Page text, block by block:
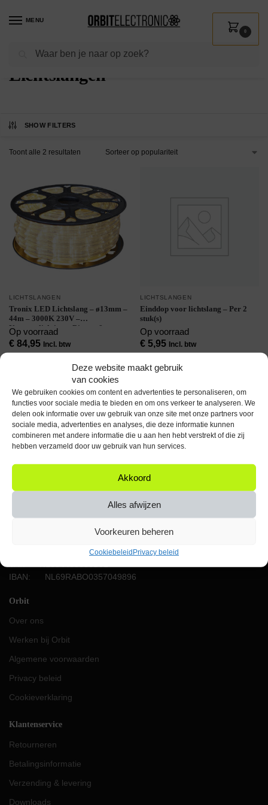
Deze website maakt gebruik
van cookies
We gebruiken cookies om content en advertenties te personaliseren, om
functies voor sociale media te bieden en om ons verkeer te analyseren. We
delen ook informatie over uw gebruik van onze site met onze partners voor
sociale media, advertenties en analyses, die deze informatie kunnen
combineren met andere informatie die u aan hen hebt verstrekt of die zij
hebben verzameld door uw gebruik van hun services.
Akkoord
Alles afwijzen
Voorkeuren beheren
Cookiebeleid Privacy beleid
MENU
Zoeken
0
Shop / Wonen / Kerst / Lichtslangen
Lichtslangen
SHOW FILTERS
Toont alle 2 resultaten
LICHTSLANGEN
Tronix LED Lichtslang – ø13mm –
44m – 3000K 230V –
Kerstverlichting – Binnen &
Buiten – Lichtsnoer –
Buitenverlichting – Warm Wit
Op voorraad
€ 84,95 Incl. btw
Toevoegen aan winkelwagen
LICHTSLANGEN
Einddop voor lichtslang – Per 2
stuk(s)
Op voorraad
€ 5,95 Incl. btw
Toevoegen aan winkelwagen
Toont alle 2 resultaten
Bedrijfsinformatie
+31(0)228 528 161
Elke werkdag bereikbaar
tussen 09:00 & 17:00 uur
IBAN: NL69RABO0357049896
Orbit
Over ons
Werken bij Orbit
Algemene voorwaarden
Privacy beleid
Cookieverklaring
Klantenservice
Retourneren
Betalingsinformatie
Verzending & levering
Downloads